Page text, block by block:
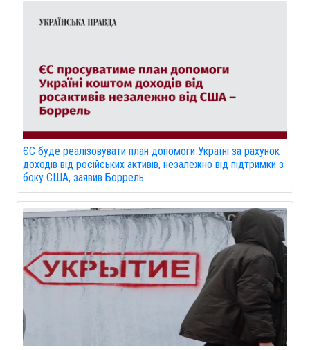
ЄС буде реалізовувати план допомоги Україні за рахунок
доходів від російських активів, незалежно від підтримки з
боку США, заявив Боррель.